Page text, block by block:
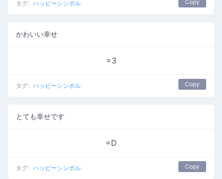
タグ: ハッピーシンボル Copy
かわいい幸せ
=3
タグ: ハッピーシンボル Copy
とても幸せです
=D
タグ: ハッピーシンボル Copy